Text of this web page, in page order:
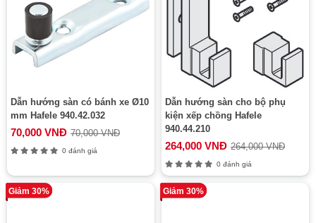
Dẫn hướng sàn có bánh xe Ø10
mm Hafele 940.42.032
70,000 VNĐ 70,000 VNĐ
0 đánh giá
Dẫn hướng sàn cho bộ phụ
kiện xếp chồng Hafele
940.44.210
264,000 VNĐ 264,000 VNĐ
0 đánh giá
Giảm 30% Giảm 30%